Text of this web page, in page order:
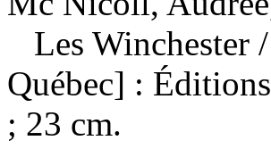
Les Winchester
Québec] :
; 23 cm.